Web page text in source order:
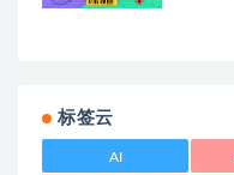
标签云
AI